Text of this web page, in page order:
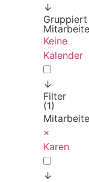
↓
Keine
Kalender
↓
Filter
(1)
×
Karen
↓